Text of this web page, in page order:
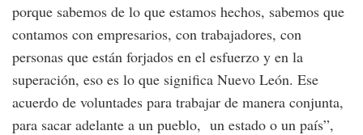
porque sabemos de lo que estamos hechos, sabemos que
contamos con empresarios, con trabajadores, con
personas que están forjados en el esfuerzo y en la
superación, eso es lo que significa Nuevo León. Ese
acuerdo de voluntades para trabajar de manera conjunta,
para sacar adelante a un pueblo, un estado o un país”,